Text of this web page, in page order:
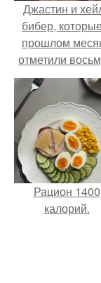
Джастин и
бибер,
прошлом
отметили
годовщину
помолвки,
новые фото
совместного
отдыха.
Рацион 1400
калорий.